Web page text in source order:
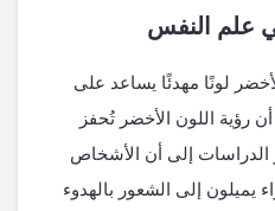
علم النفس
لونًا مهدئًا يساعد على
رؤية اللون الأخضر تُحفز
الدراسات إلى أن الأشخاص
يميلون إلى الشعور بالهدوء